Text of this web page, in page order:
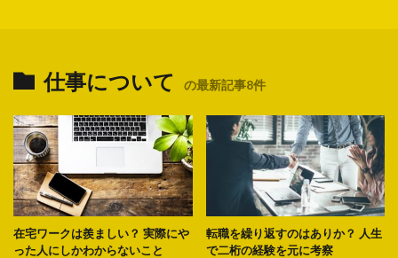
仕事について の最新記事8件
在宅ワークは羨ましい？ 実際にや
った人にしかわからないこと
転職を繰り返すのはありか？ 人生
で二桁の経験を元に考察